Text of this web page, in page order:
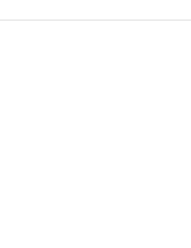
可能です。